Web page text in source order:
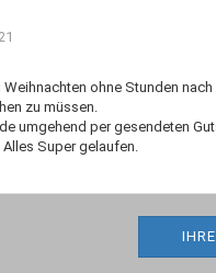
Weihnachten ohne Stunden
zu müssen.
umgehend per gesendeten